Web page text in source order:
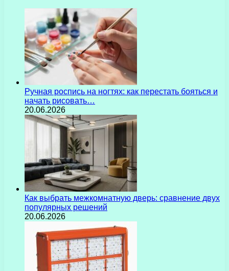
Ручная роспись на ногтях: как перестать бояться и
начать рисовать…
20.06.2026
Как выбрать межкомнатную дверь: сравнение двух
популярных решений
20.06.2026